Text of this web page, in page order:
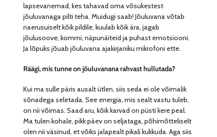
lapsevanemad, kes tahavad oma võsukestest
jõuluvanaga pilti teha. Muidugi saab! Jõuluvana võtab
naerusuiselt kõik pildile, kuulab kõik ära, jagab
jõulusoove, kommi, näpunäiteid ja puhast emotsiooni.
Ja lõpuks jõuab jõuluvana ajakirjaniku mikrofoni ette.
Räägi, mis tunne on jõuluvanana rahvast hullutada?
Kui ma sulle päris ausalt ütlen, siis seda ei ole võimalik
sõnadega seletada. See energia, mis sealt vastu tuleb,
on nii võimas. Saad aru, kõik karvad on püsti kere peal.
Ma tulen kohale, pikk päev on seljataga, põhimõtteliselt
olen nii väsinud, et võiks jalapealt pikali kukkuda. Aga siis